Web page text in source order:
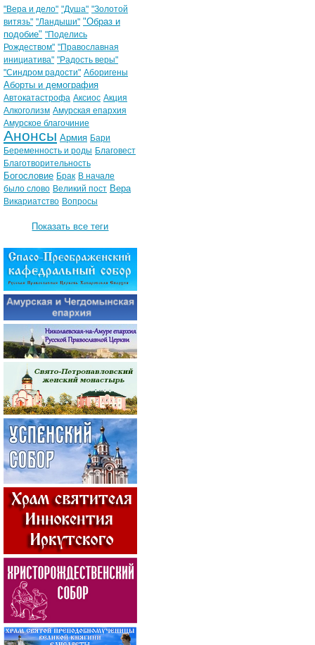
"Вера и дело" "Душа" "Золотой
витязь" "Ландыши" "Образ и
подобие" "Поделись
Рождеством" "Православная
инициатива" "Радость веры"
"Синдром радости" Аборигены
Аборты и демография
Автокатастрофа Аксиос Акция
Алкоголизм Амурская епархия
Амурское благочиние
Анонсы Армия Бари
Беременность и роды Благовест
Благотворительность
Богословие Брак В начале
было слово Великий пост Вера
Викариатство Вопросы
Показать все теги